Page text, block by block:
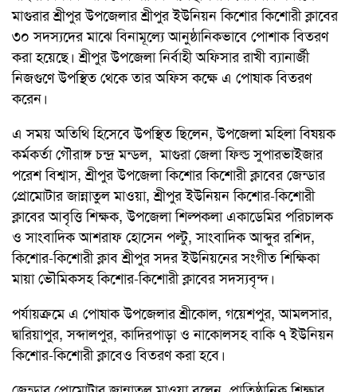
মাগুরার শ্রীপুর উপজেলার শ্রীপুর ইউনিয়ন কিশোর কিশোরী ক্লাবের
৩০ সদস্যদের মাঝে বিনামূল্যে আনুষ্ঠানিকভাবে পোশাক বিতরণ
করা হয়েছে। শ্রীপুর উপজেলা নির্বাহী অফিসার রাখী ব্যানার্জী
নিজগুণে উপস্থিত থেকে তার অফিস কক্ষে এ পোষাক বিতরণ
করেন।
এ সময় অতিথি হিসেবে উপস্থিত ছিলেন, উপজেলা মহিলা বিষয়ক
কর্মকর্তা গৌরাঙ্গ চন্দ্র মন্ডল, মাগুরা জেলা ফিল্ড সুপারভাইজার
পরেশ বিশ্বাস, শ্রীপুর উপজেলা কিশোর কিশোরী ক্লাবের জেন্ডার
প্রোমোটার জান্নাতুল মাওয়া, শ্রীপুর ইউনিয়ন কিশোর-কিশোরী
ক্লাবের আবৃত্তি শিক্ষক, উপজেলা শিল্পকলা একাডেমির পরিচালক
ও সাংবাদিক আশরাফ হোসেন পল্টু, সাংবাদিক আব্দুর রশিদ,
কিশোর-কিশোরী ক্লাব শ্রীপুর সদর ইউনিয়নের সংগীত শিক্ষিকা
মায়া ভৌমিকসহ কিশোর-কিশোরী ক্লাবের সদস্যবৃন্দ।
পর্যায়ক্রমে এ পোষাক উপজেলার শ্রীকোল, গয়েশপুর, আমলসার,
দ্বারিয়াপুর, সব্দালপুর, কাদিরপাড়া ও নাকোলসহ বাকি ৭ ইউনিয়ন
কিশোর-কিশোরী ক্লাবেও বিতরণ করা হবে।